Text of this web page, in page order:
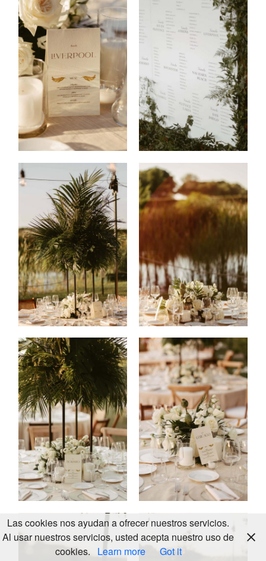
LOOKBOOK
KALEIDOS
WEDDING
© 2024
ALL
RESERVED
Las cookies nos ayudan a ofrecer nuestros servicios.
Al usar nuestros servicios, usted acepta nuestro uso de
cookies.
Learn more Got it